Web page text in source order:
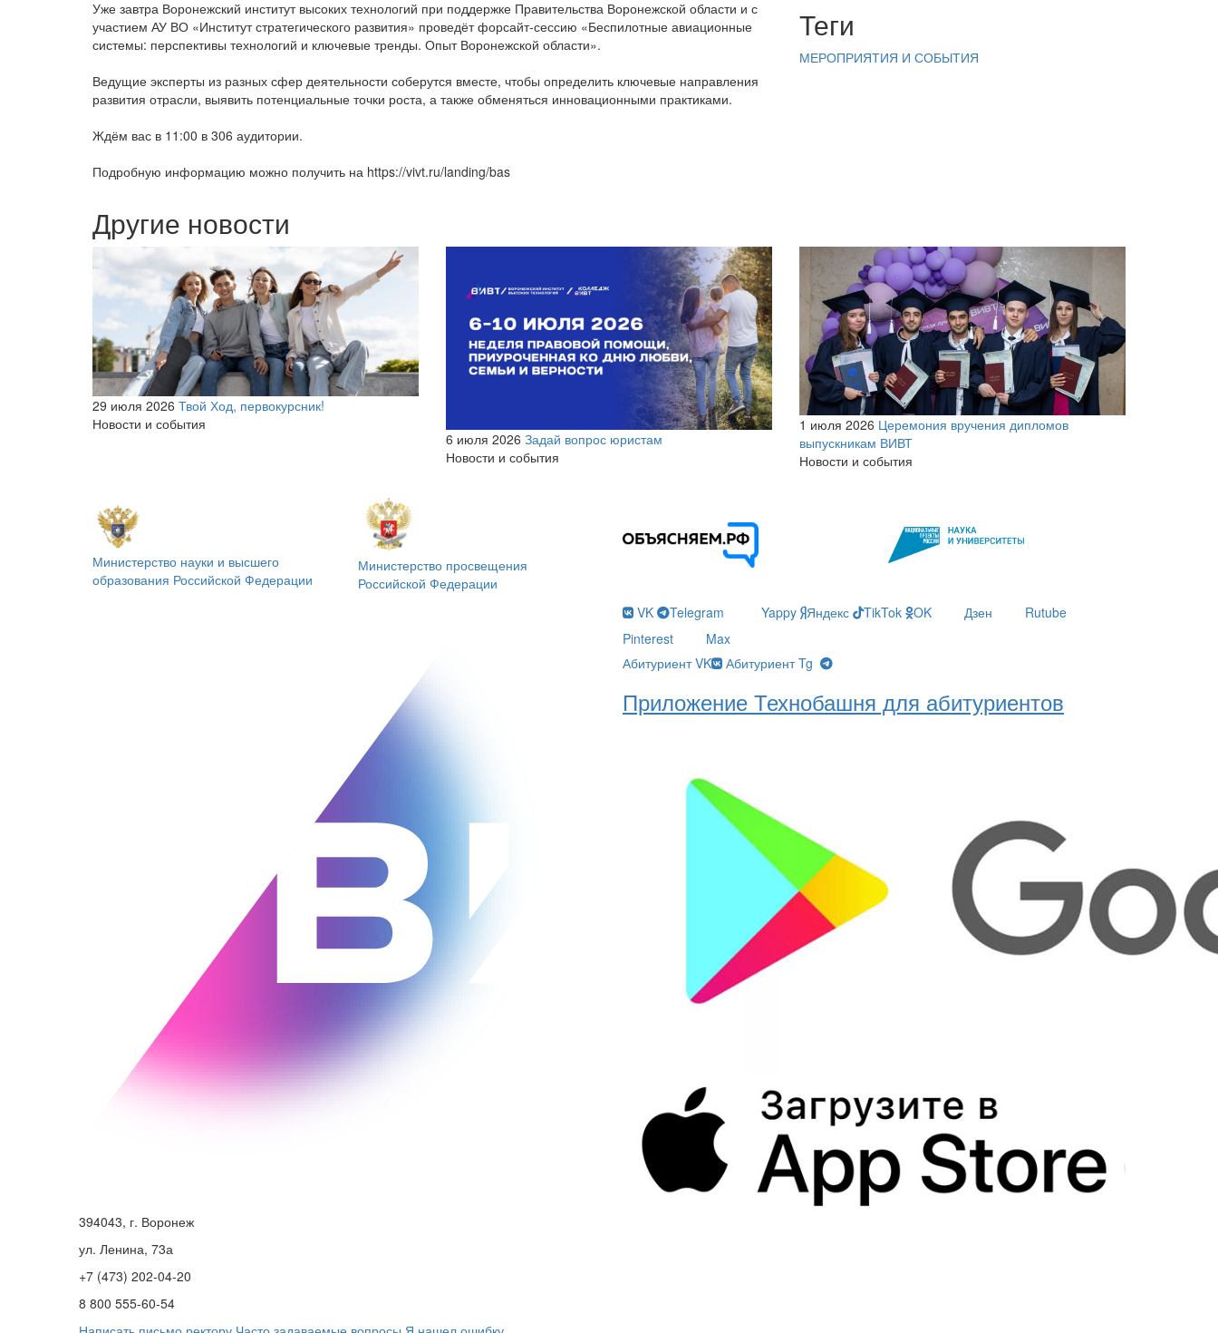
Уже завтра Воронежский институт высоких технологий при поддержке Правительства Воронежской области и с
участием АУ ВО «Институт стратегического развития» проведёт форсайт-сессию «Беспилотные авиационные
системы: перспективы технологий и ключевые тренды. Опыт Воронежской области».
Ведущие эксперты из разных сфер деятельности соберутся вместе, чтобы определить ключевые направления
развития отрасли, выявить потенциальные точки роста, а также обменяться инновационными практиками.
Ждём вас в 11:00 в 306 аудитории.
Подробную информацию можно получить на https://vivt.ru/landing/bas
Теги
МЕРОПРИЯТИЯ И СОБЫТИЯ
Другие новости
29 июля 2026 Твой Ход, первокурсник!
Новости и события
6 июля 2026 Задай вопрос юристам
Новости и события
1 июля 2026 Церемония вручения дипломов
выпускникам ВИВТ
Новости и события
Министерство науки и высшего
образования Российской Федерации
Министерство просвещения
Российской Федерации
394043, г. Воронеж
ул. Ленина, 73а
+7 (473) 202-04-20
8 800 555-60-54
VK Telegram Yappy Яндекс TikTok OK Дзен
Rutube
Pinterest
Max
Абитуриент VK
Абитуриент Tg
Приложение Технобашня для абитуриентов